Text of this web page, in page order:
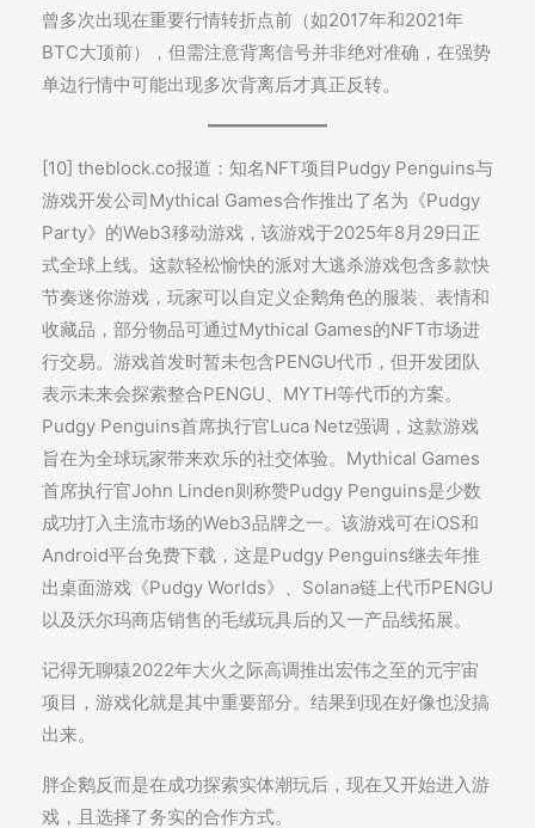
曾多次出现在重要行情转折点前（如2017年和2021年
BTC大顶前），但需注意背离信号并非绝对准确，在强势
单边行情中可能出现多次背离后才真正反转。
[10] theblock.co报道：知名NFT项目Pudgy Penguins与
游戏开发公司Mythical Games合作推出了名为《Pudgy
Party》的Web3移动游戏，该游戏于2025年8月29日正
式全球上线。这款轻松愉快的派对大逃杀游戏包含多款快
节奏迷你游戏，玩家可以自定义企鹅角色的服装、表情和
收藏品，部分物品可通过Mythical Games的NFT市场进
行交易。游戏首发时暂未包含PENGU代币，但开发团队
表示未来会探索整合PENGU、MYTH等代币的方案。
Pudgy Penguins首席执行官Luca Netz强调，这款游戏
旨在为全球玩家带来欢乐的社交体验。Mythical Games
首席执行官John Linden则称赞Pudgy Penguins是少数
成功打入主流市场的Web3品牌之一。该游戏可在iOS和
Android平台免费下载，这是Pudgy Penguins继去年推
出桌面游戏《Pudgy Worlds》、Solana链上代币PENGU
以及沃尔玛商店销售的毛绒玩具后的又一产品线拓展。
记得无聊猿2022年大火之际高调推出宏伟之至的元宇宙
项目，游戏化就是其中重要部分。结果到现在好像也没搞
出来。
胖企鹅反而是在成功探索实体潮玩后，现在又开始进入游
戏，且选择了务实的合作方式。